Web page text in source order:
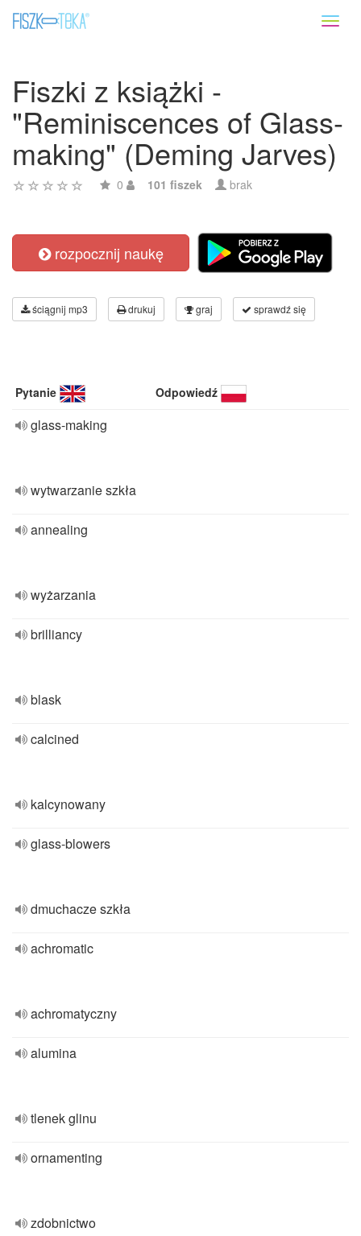
Fiszki z książki -
"Reminiscences of Glass-
making" (Deming Jarves)
0 101 fiszek brak
rozpocznij naukę
ściągnij mp3 drukuj graj sprawdź się
Pytanie Odpowiedź
glass-making
wytwarzanie szkła
annealing
wyżarzania
brilliancy
blask
calcined
kalcynowany
glass-blowers
dmuchacze szkła
achromatic
achromatyczny
alumina
tlenek glinu
ornamenting
zdobnictwo